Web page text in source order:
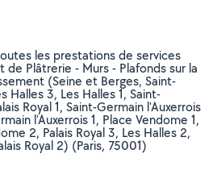
les prestations de services
Plâtrerie - Murs - Plafonds sur la
(Seine et Berges, Saint-
Halles 3, Les Halles 1, Saint-
Royal 1, Saint-Germain l'Auxerrois
l'Auxerrois 1, Place Vendome 1,
2, Palais Royal 3, Les Halles 2,
Royal 2) (Paris, 75001)